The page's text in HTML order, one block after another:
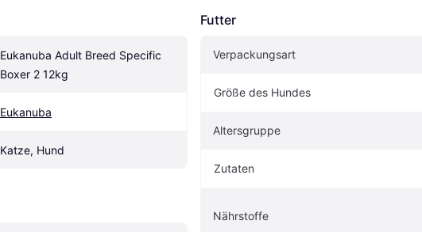
Eukanuba Adult Breed Specific
Boxer 2 12kg
Eukanuba
Katze, Hund
Futter
Verpackungsart
Größe des Hundes
Altersgruppe
Zutaten
Nährstoffe